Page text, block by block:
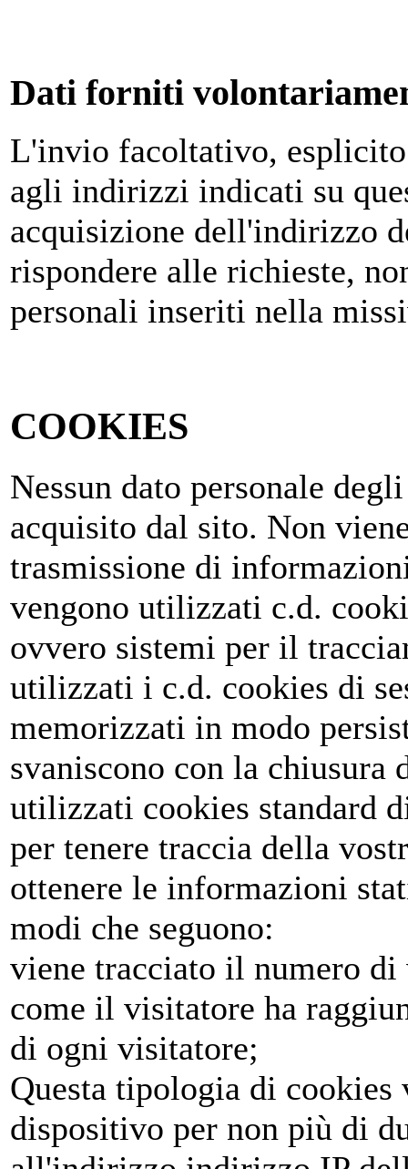
Dati forniti
L'invio facoltativo,
agli indirizzi indicati su
acquisizione dell'indirizzo
rispondere alle richieste,
personali inseriti nella
COOKIES
Nessun dato personale
acquisito dal sito. Non
trasmissione di
vengono utilizzati c.d.
ovvero sistemi per il
utilizzati i c.d. cookies di
memorizzati in modo
svaniscono con la chiusura
utilizzati cookies standard
per tenere traccia della
ottenere le informazioni
modi che seguono:
viene tracciato il numero
come il visitatore ha
di ogni visitatore;
Questa tipologia di
dispositivo per non più di